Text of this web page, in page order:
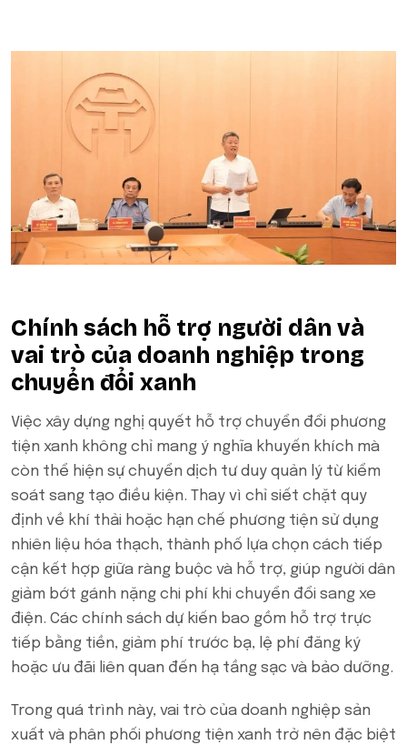
Chính sách hỗ trợ người dân và
vai trò của doanh nghiệp trong
chuyển đổi xanh
Việc xây dựng nghị quyết hỗ trợ chuyển đổi phương
tiện xanh không chỉ mang ý nghĩa khuyến khích mà
còn thể hiện sự chuyển dịch tư duy quản lý từ kiểm
soát sang tạo điều kiện. Thay vì chỉ siết chặt quy
định về khí thải hoặc hạn chế phương tiện sử dụng
nhiên liệu hóa thạch, thành phố lựa chọn cách tiếp
cận kết hợp giữa ràng buộc và hỗ trợ, giúp người dân
giảm bớt gánh nặng chi phí khi chuyển đổi sang xe
điện. Các chính sách dự kiến bao gồm hỗ trợ trực
tiếp bằng tiền, giảm phí trước bạ, lệ phí đăng ký
hoặc ưu đãi liên quan đến hạ tầng sạc và bảo dưỡng.
Trong quá trình này, vai trò của doanh nghiệp sản
xuất và phân phối phương tiện xanh trở nên đặc biệt